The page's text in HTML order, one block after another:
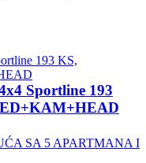
Sportline 193